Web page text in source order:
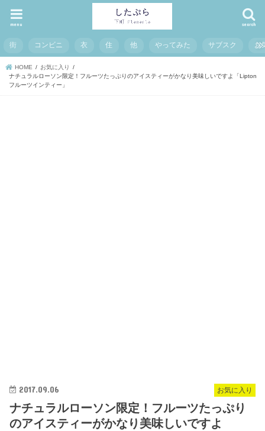
search
menu
街 コンビニ 衣 住 他 やってみた サブスク お
HOME
お気に入り
ナチュラルローソン限定！フルーツたっぷりのアイスティーがかなり美味しいですよ「Lipton
フルーツインティー」
お気に入り
2017.09.06
ナチュラルローソン限定！フルーツたっぷり
のアイスティーがかなり美味しいですよ